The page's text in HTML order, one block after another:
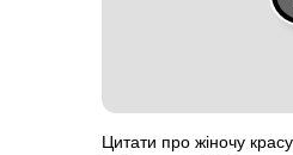
Цитати про жіночу